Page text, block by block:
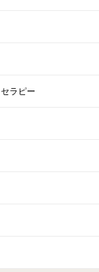
ラピー